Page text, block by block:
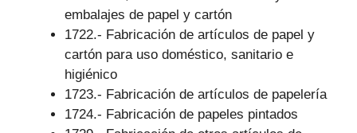
embalajes de papel y cartón
1722.- Fabricación de artículos de papel y
cartón para uso doméstico, sanitario e
higiénico
1723.- Fabricación de artículos de papelería
1724.- Fabricación de papeles pintados